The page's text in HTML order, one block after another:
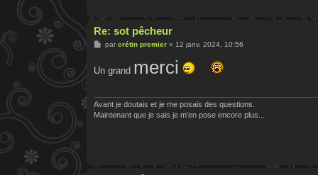
Re: sot pêcheur
M
s
par crétin premier» 12 janv. 2024, 10:56
Un grand merci
Avant je doutais et je me posais des questions.
Maintenant que je sais je m'en pose encore plus...